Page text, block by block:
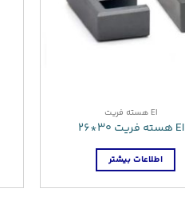
EI هسته فریت
EI هسته فریت 30*26
اطلاعات بیشتر